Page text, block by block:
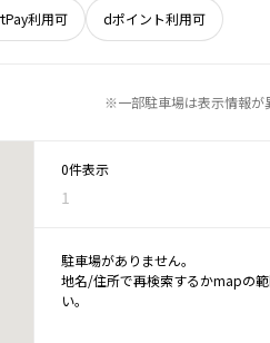
利用可 dポイント利用可
※一部駐車場は表示情報が
0件表示
1
駐車場がありません。
地名/住所で再検索するかmapの
い。